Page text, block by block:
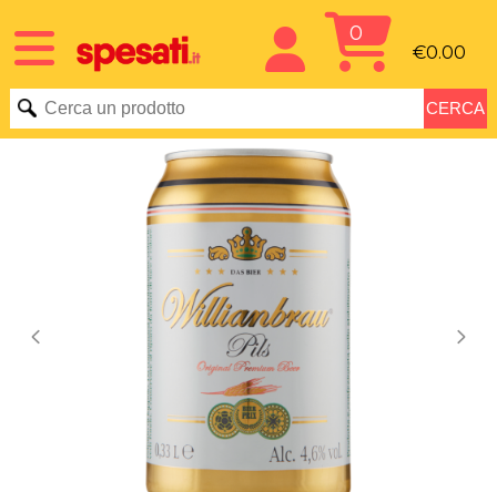
0
€0.00